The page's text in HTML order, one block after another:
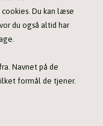
Du kan læse
du også altid har
Navnet på de
formål de tjener.